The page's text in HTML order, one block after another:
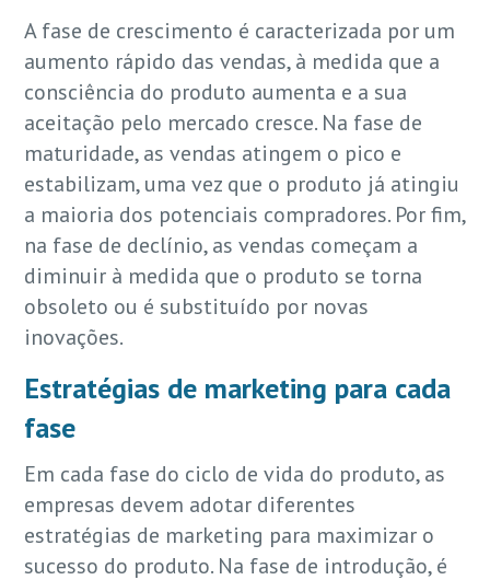
A fase de crescimento é caracterizada por um
aumento rápido das vendas, à medida que a
consciência do produto aumenta e a sua
aceitação pelo mercado cresce. Na fase de
maturidade, as vendas atingem o pico e
estabilizam, uma vez que o produto já atingiu
a maioria dos potenciais compradores. Por fim,
na fase de declínio, as vendas começam a
diminuir à medida que o produto se torna
obsoleto ou é substituído por novas
inovações.
Estratégias de marketing para cada
fase
Em cada fase do ciclo de vida do produto, as
empresas devem adotar diferentes
estratégias de marketing para maximizar o
sucesso do produto. Na fase de introdução, é